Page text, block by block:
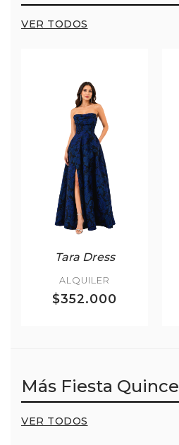
VER TODOS
Tara Dress
ALQUILER
$352.000
Más Fiesta Quince
VER TODOS